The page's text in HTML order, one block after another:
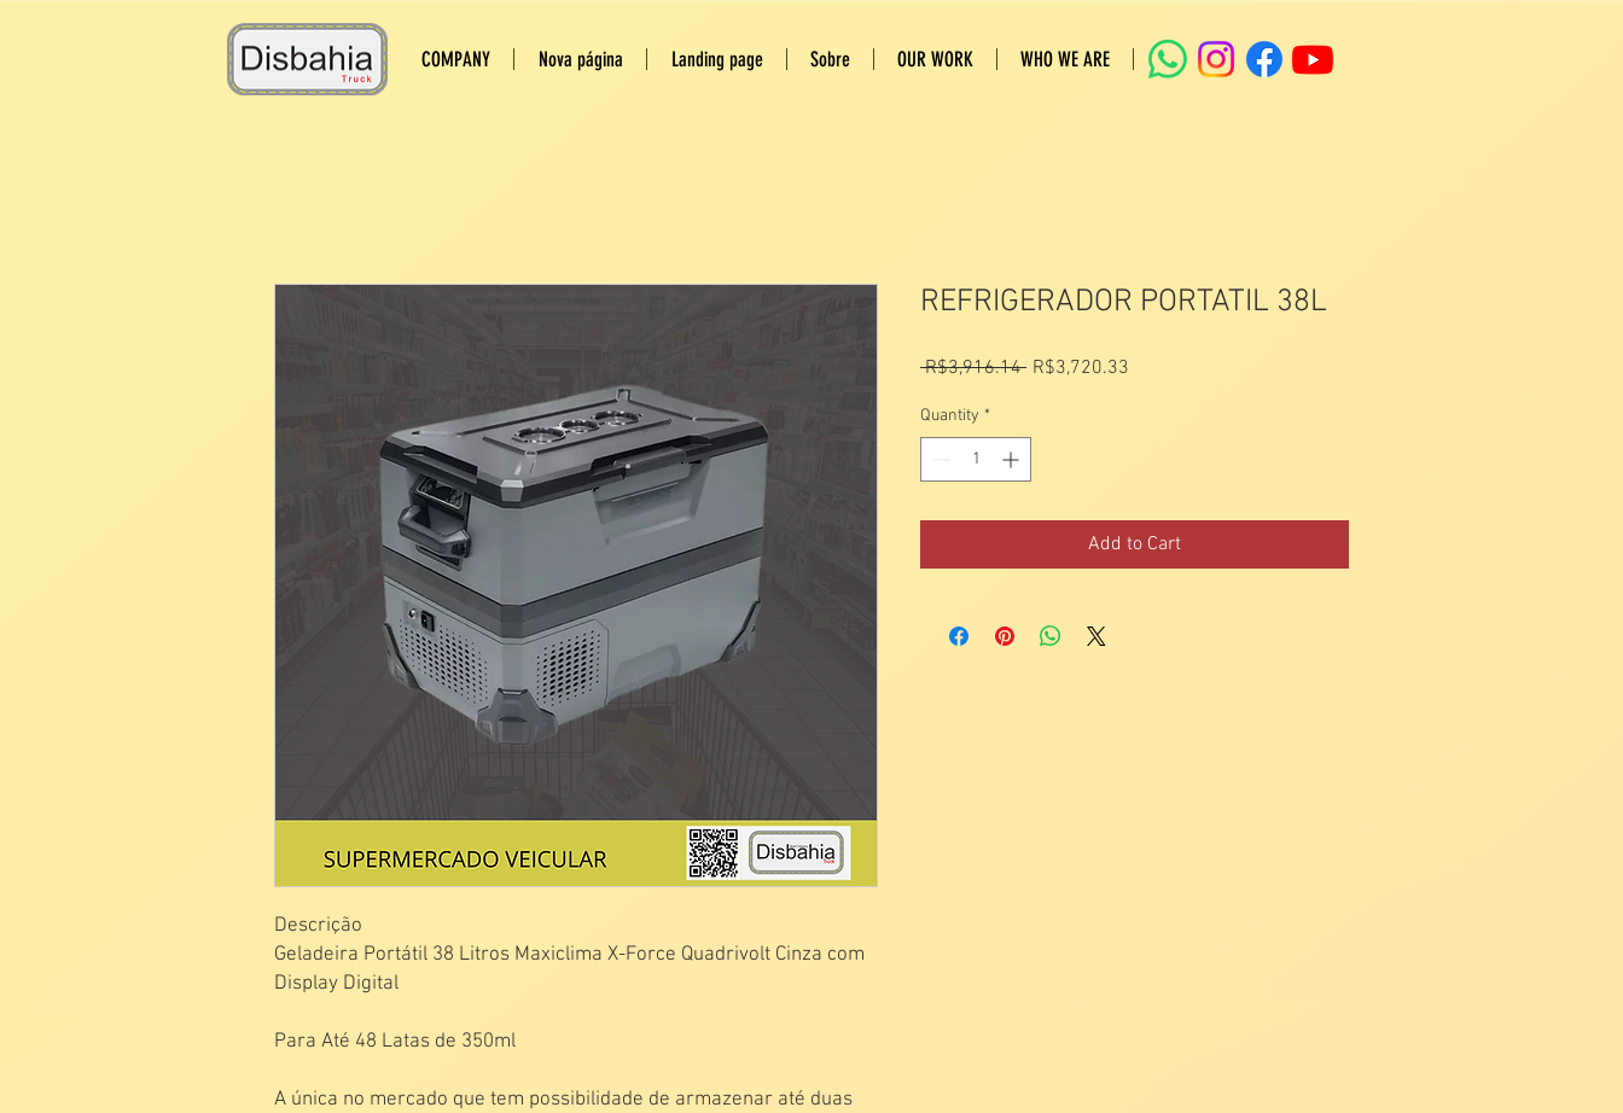
COMPANY Nova página Landing page Sobre OUR WORK WHO WE ARE
Descrição
Geladeira Portátil 38 Litros Maxiclima X-Force Quadrivolt Cinza com
Display Digital
Para Até 48 Latas de 350ml
A única no mercado que tem possibilidade de armazenar até duas
REFRIGERADOR PORTATIL 38L
R$3,916.14 Regular
R$3,720.33
Quantity *
Add to Cart